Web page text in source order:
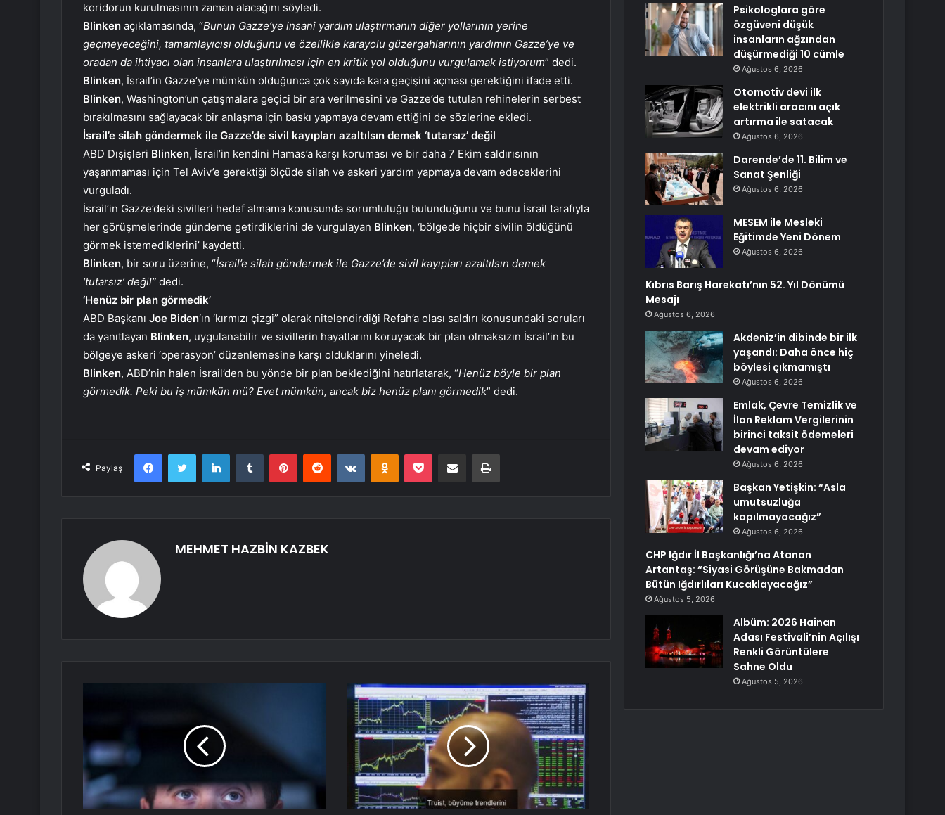
koridorun kurulmasının zaman alacağını söyledi.
Blinken açıklamasında, “Bunun Gazze’ye insani yardım ulaştırmanın diğer yollarının yerine
geçmeyeceğini, tamamlayıcısı olduğunu ve özellikle karayolu güzergahlarının yardımın Gazze’ye ve
oradan da ihtiyacı olan insanlara ulaştırılması için en kritik yol olduğunu vurgulamak istiyorum” dedi.
Blinken, İsrail’in Gazze’ye mümkün olduğunca çok sayıda kara geçişini açması gerektiğini ifade etti.
Blinken, Washington’un çatışmalara geçici bir ara verilmesini ve Gazze’de tutulan rehinelerin serbest
bırakılmasını sağlayacak bir anlaşma için baskı yapmaya devam ettiğini de sözlerine ekledi.
İsrail’e silah göndermek ile Gazze’de sivil kayıpları azaltılsın demek ‘tutarsız’ değil
ABD Dışişleri Blinken, İsrail’in kendini Hamas’a karşı koruması ve bir daha 7 Ekim saldırısının
yaşanmaması için Tel Aviv’e gerektiği ölçüde silah ve askeri yardım yapmaya devam edeceklerini
vurguladı.
İsrail’in Gazze’deki sivilleri hedef almama konusunda sorumluluğu bulunduğunu ve bunu İsrail tarafıyla
her görüşmelerinde gündeme getirdiklerini de vurgulayan Blinken, ‘bölgede hiçbir sivilin öldüğünü
görmek istemediklerini’ kaydetti.
Blinken, bir soru üzerine, “İsrail’e silah göndermek ile Gazze’de sivil kayıpları azaltılsın demek
‘tutarsız’ değil” dedi.
‘Henüz bir plan görmedik’
ABD Başkanı Joe Biden‘ın ‘kırmızı çizgi” olarak nitelendirdiği Refah’a olası saldırı konusundaki soruları
da yanıtlayan Blinken, uygulanabilir ve sivillerin hayatlarını koruyacak bir plan olmaksızın İsrail’in bu
bölgeye askeri ‘operasyon’ düzenlemesine karşı olduklarını yineledi.
Blinken, ABD’nin halen İsrail’den bu yönde bir plan beklediğini hatırlatarak, “Henüz böyle bir plan
görmedik. Peki bu iş mümkün mü? Evet mümkün, ancak biz henüz planı görmedik” dedi.
Paylaş
FacebookTwitter LinkedInTumblr PinterestReddit VKontakteOdnoklassniki
Pocket E-Posta ile paylaş Yazdır
MEHMET HAZBİN KAZBEK
Psikologlara göre
özgüveni düşük
insanların ağzından
düşürmediği 10 cümle
Ağustos 6, 2026
Otomotiv devi ilk
elektrikli aracını açık
artırma ile satacak
Ağustos 6, 2026
Darende’de 11. Bilim ve
Sanat Şenliği
Ağustos 6, 2026
MESEM ile Mesleki
Eğitimde Yeni Dönem
Ağustos 6, 2026
Kıbrıs Barış Harekatı’nın 52. Yıl Dönümü
Mesajı
Ağustos 6, 2026
Akdeniz’in dibinde bir ilk
yaşandı: Daha önce hiç
böylesi çıkmamıştı
Ağustos 6, 2026
Emlak, Çevre Temizlik ve
İlan Reklam Vergilerinin
birinci taksit ödemeleri
devam ediyor
Ağustos 6, 2026
Başkan Yetişkin: “Asla
umutsuzluğa
kapılmayacağız”
Ağustos 6, 2026
CHP Iğdır İl Başkanlığı’na Atanan
Artantaş: “Siyasi Görüşüne Bakmadan
Bütün Iğdırlıları Kucaklayacağız”
Ağustos 5, 2026
Albüm: 2026 Hainan
Adası Festivali’nin Açılışı
Renkli Görüntülere
Sahne Oldu
Ağustos 5, 2026